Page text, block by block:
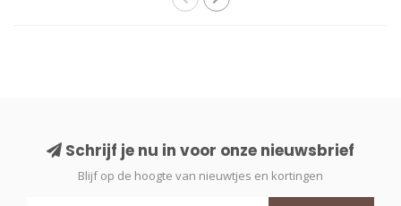
Schrijf je nu in voor onze nieuwsbrief
Blijf op de hoogte van nieuwtjes en kortingen